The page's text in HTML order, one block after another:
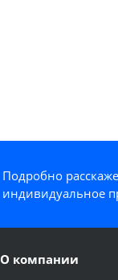
Подробно
индивидуальное
О компании